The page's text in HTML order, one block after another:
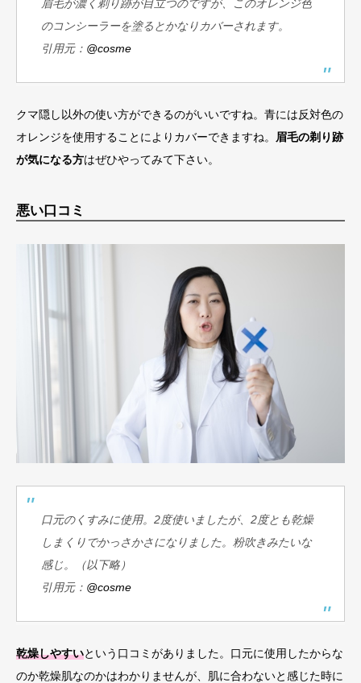
眉毛が濃く剃り跡が目立つのですが、このオレンジ色
のコンシーラーを塗るとかなりカバーされます。
引用元： @cosme
クマ隠し以外の使い方ができるのがいいですね。青には反対色の
オレンジを使用することによりカバーできますね。
眉毛の剃り跡
が気になる方はぜひやってみて下さい。
悪い口コミ
口元のくすみに使用。2度使いましたが、2度とも乾燥
しまくりでかっさかさになりました。粉吹きみたいな
感じ。（以下略）
引用元： @cosme
乾燥しやすいという口コミがありました。口元に使用したからな
のか乾燥肌なのかはわかりませんが、肌に合わないと感じた時に